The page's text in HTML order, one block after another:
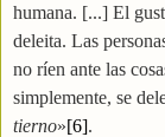
humana. [...] El
deleita. Las
no ríen ante las
simplemente, se
tierno»[6].